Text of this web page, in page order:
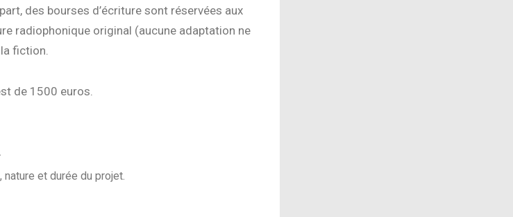
des bourses d’écriture sont réservées aux
radiophonique original (aucune adaptation ne
fiction.
de 1500 euros.
et durée du projet.